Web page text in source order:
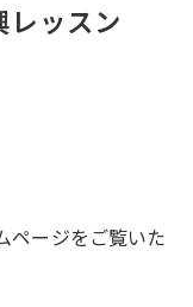
レッスン
ページをご覧いた